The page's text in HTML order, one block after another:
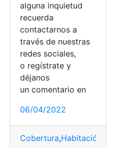
Animales,Consultas
alguna inquietud
recuerda
contactarnos a
través de nuestras
redes sociales,
o regístrate y
déjanos
un comentario en
06/04/2022
Cobertura,Habitación